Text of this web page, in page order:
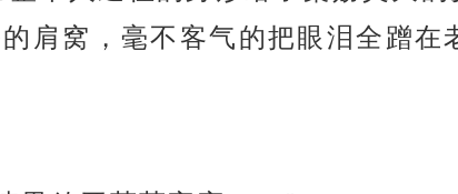
肩窝，毫不客气的把眼泪全蹭在